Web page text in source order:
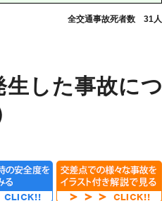
全交通事故死者数 31人
した事故につ